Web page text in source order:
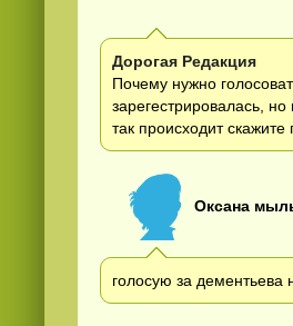
Дорогая Редакция
Почему нужно
зарегестрировалась,
так происходит скажите
Оксана
голосую за дементьева